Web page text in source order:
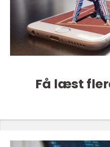
Få læst